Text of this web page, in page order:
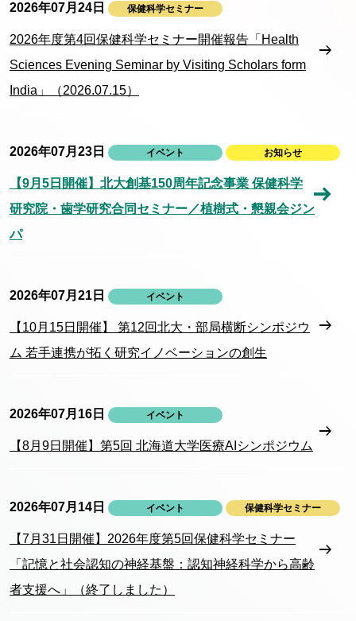
2026年07月24日 保健科学セミナー
2026年度第4回保健科学セミナー開催報告「Health
Sciences Evening Seminar by Visiting Scholars form
India」（2026.07.15）
2026年07月23日 イベント お知らせ
【9月5日開催】北大創基150周年記念事業 保健科学
研究院・歯学研究合同セミナー／植樹式・懇親会ジン
パ
2026年07月21日 イベント
【10月15日開催】 第12回北大・部局横断シンポジウ
ム 若手連携が拓く研究イノベーションの創生
2026年07月16日 イベント
【8月9日開催】第5回 北海道大学医療AIシンポジウム
2026年07月14日 イベント 保健科学セミナー
【7月31日開催】2026年度第5回保健科学セミナー
「記憶と社会認知の神経基盤：認知神経科学から高齢
者支援へ」（終了しました）